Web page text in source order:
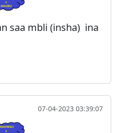
saa mbli (insha) ina
07-04-2023 03:39:07